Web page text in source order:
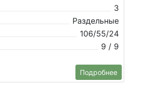
3
Раздельные
106/55/24
9 / 9
Подробнее